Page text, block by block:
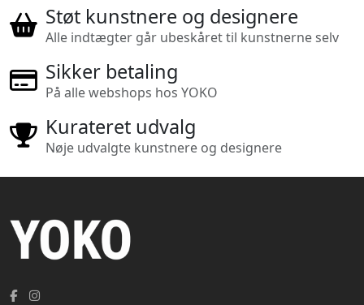
Støt kunstnere og designere
Alle indtægter går ubeskåret til kunstnerne selv
Sikker betaling
På alle webshops hos YOKO
Kurateret udvalg
Nøje udvalgte kunstnere og designere